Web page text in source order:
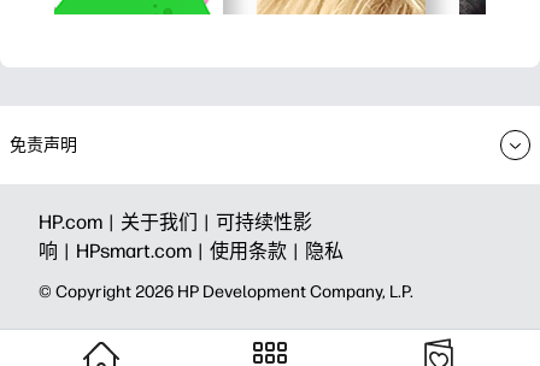
免责声明
HP.com | 关于我们 | 可持续性影
响 | HPsmart.com | 使用条款 | 隐私
© Copyright 2026 HP Development Company, L.P.